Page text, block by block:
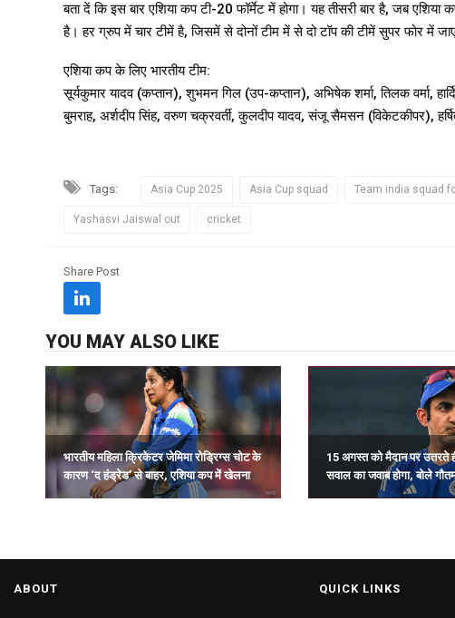
बता दें कि इस बार एशिया कप टी-20 फॉर्मेट में होगा। यह तीसरी बार है, जब एशिया
है। हर ग्रुप में चार टीमें है, जिसमें से दोनों टीम में से दो टॉप की टीमें सुपर फोर में
एशिया कप के लिए भारतीय टीम:
सूर्यकुमार यादव (कप्तान), शुभमन गिल (उप-कप्तान), अभिषेक शर्मा, तिलक वर्मा,
बुमराह, अर्शदीप सिंह, वरुण चक्रवर्ती, कुलदीप यादव, संजू सैमसन (विकेटकीपर),
Tags: Asia Cup 2025 Asia Cup squad Team india squad
Yashasvi Jaiswal out cricket
Share Post
YOU MAY ALSO LIKE
भारतीय महिला क्रिकेटर जेमिमा रोड्रिग्स चोट के
कारण ‘द हंड्रेड’ से बाहर, एशिया कप में खेलना
संदिग्ध.
15 अगस्त को मैदान पर उतरते
सवाल का जवाब होगा, बोले
ABOUT QUICK LINKS